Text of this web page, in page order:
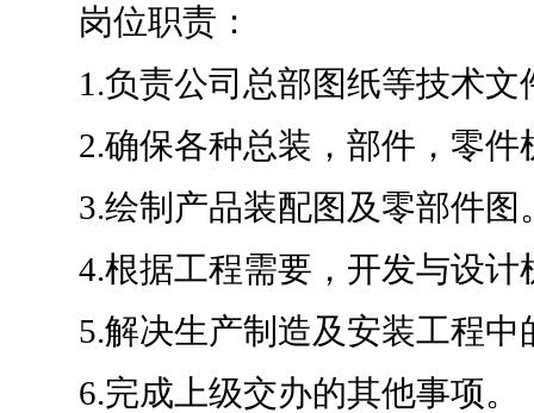
岗位职责：
1.负责公司总部图纸等技术文
2.确保各种总装，部件，零件
3.绘制产品装配图及零部件图
4.根据工程需要，开发与设计
5.解决生产制造及安装工程中
6.完成上级交办的其他事项。